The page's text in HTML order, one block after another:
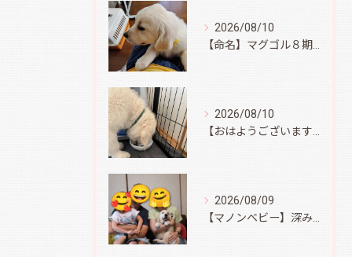
2026/08/10
2026/08/10
2026/08/09